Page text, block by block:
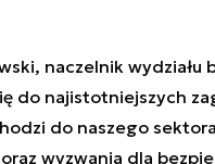
naczelnik wydziału
do najistotniejszych
do naszego
wyzwania dla